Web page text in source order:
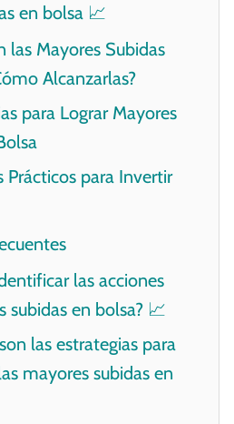
en bolsa 📈
las Mayores Subidas
Alcanzarlas?
para Lograr Mayores
Prácticos para Invertir
las acciones
subidas en bolsa? 📈
las estrategias para
mayores subidas en